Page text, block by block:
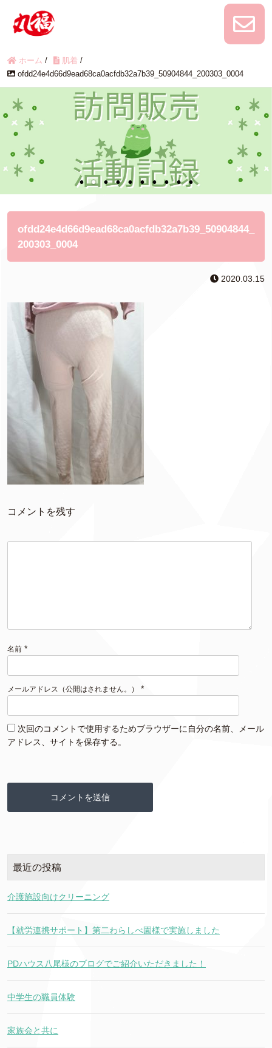
ホーム / 肌着 /
ofdd24e4d66d9ead68ca0acfdb32a7b39_50904844_200303_0004
ofdd24e4d66d9ead68ca0acfdb32a7b39_50904844_
200303_0004
2020.03.15
コメントを残す
名前 *
メールアドレス（公開はされません。） *
次回のコメントで使用するためブラウザーに自分の名前、メール
アドレス、サイトを保存する。
最近の投稿
介護施設向けクリーニング
【就労連携サポート】第二わらしべ園様で実施しました
PDハウス八尾様のブログでご紹介いただきました！
中学生の職員体験
家族会と共に